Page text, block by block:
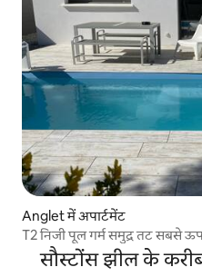
Anglet में अपार्टमेंट
T2 निजी पूल गर्म समुद्र तट सबसे
सौस्टोंस झील के